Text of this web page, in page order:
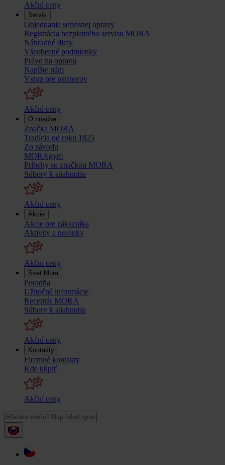
Akční ceny
Servis
Objednanie servisnej opravy
Registrácia bezplatného servisu MORA
Náhradné diely
Všeobecné podmienky
Právo na opravu
Napíšte nám
Vstup pre partnerov
Akční ceny
O značke
Značka MORA
Tradícia od roku 1825
Zo závodu
MORAgym
Príbehy so značkou MORA
Súbory k stiahnutiu
Akční ceny
Akcie
Akcie pre zákazníka
Aktivity a novinky
Akční ceny
Svet Mora
Poradňa
Užitočné informácie
Receptár MORA
Súbory k stiahnutiu
Akční ceny
Kontakty
Firemné kontakty
Kde kúpiť
Akční ceny